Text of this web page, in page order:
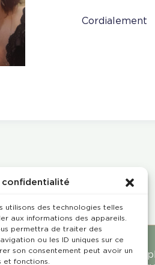
confidentialité
utilisons des technologies telles
aux informations des appareils.
permettra de traiter des
ou les ID uniques sur ce
son consentement peut avoir un
et fonctions.
Cordialement